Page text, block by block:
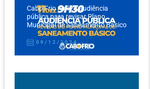
Cabo Frio realiza audiência
pública para revisar Plano
Municipal de Saneamento Básico
09/12/2024